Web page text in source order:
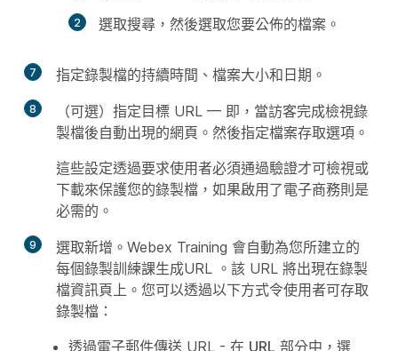
選取搜尋 ，然後選取您要公佈的檔案。
7 指定錄製檔的持續時間、檔案大小和日期。
8
（可選）指定目標 URL — 即，當訪客完成檢視錄
製檔後自動出現的網頁。然後指定檔案存取選項。
這些設定透過要求使用者必須通過驗證才可檢視或
下載來保護您的錄製檔，如果啟用了電子商務則是
必需的。
9 選取新增。 Webex Training 會自動為您所建立的
每個錄製訓練課生成URL 。該 URL 將出現在錄製
檔資訊頁上。您可以透過以下方式令使用者可存取
錄製檔：
透過電子郵件傳送 URL - 在 URL 部分中，選